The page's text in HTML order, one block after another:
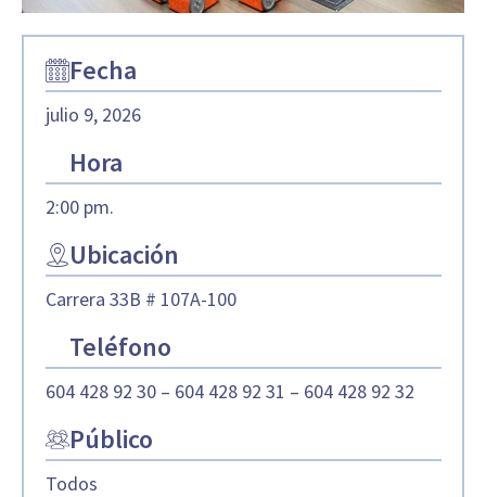
Fecha
julio 9, 2026
Hora
2:00 pm.
Ubicación
Carrera 33B # 107A-100
Teléfono
604 428 92 30 – 604 428 92 31 – 604 428 92 32
Público
Todos